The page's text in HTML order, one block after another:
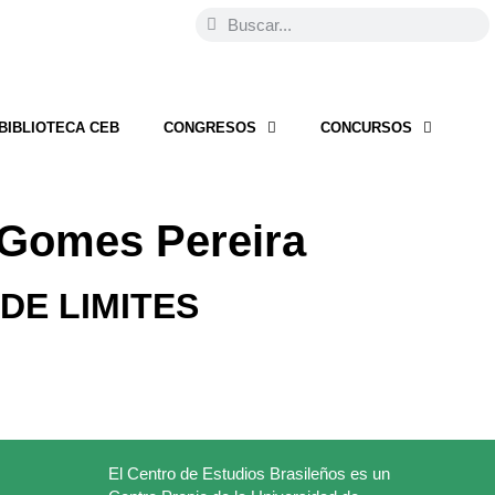
CEB CONGRESOS CONCURSOS
Pereira
LIMITES
El Centro de Estudios Brasileños es un